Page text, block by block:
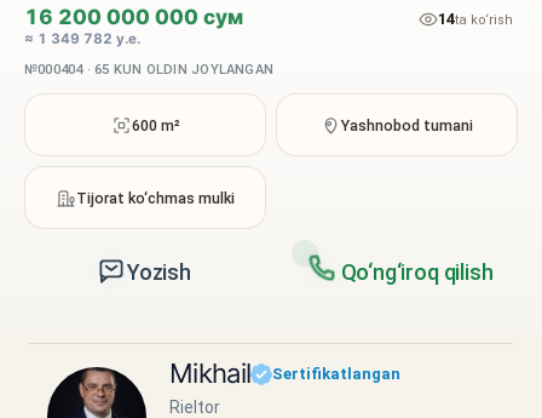
2 / 10
16 200 000 000 сум
≈ 1 349 782 у.е.
14ta ko‘rish
№000404 · 65 KUN OLDIN JOYLANGAN
600 m² Yashnobod tumani
Tijorat ko‘chmas mulki
Yozish Qo‘ng‘iroq qilish
Mikhail Sertifikatlangan
Rieltor